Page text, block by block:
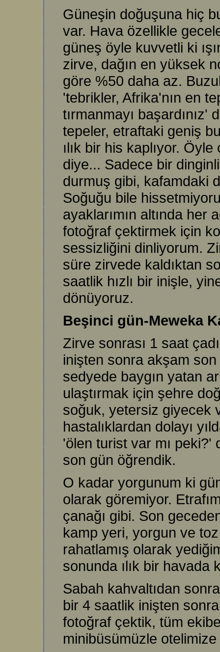
Güneşin doğuşuna hiç
var. Hava özellikle
güneş öyle kuvvetli ki
zirve, dağın en yüksek
göre %50 daha az.
'tebrikler, Afrika'nın en
tırmanmayı
tepeler, etraftaki geniş
ılık bir his kaplıyor.
diye... Sadece bir
durmuş gibi, kafamdaki
Soğuğu bile
ayaklarımın altında
fotoğraf çektirmek için
sessizliğini dinliyorum.
süre zirvede kaldıktan
saatlik hızlı bir inişle,
dönüyoruz.
Beşinci gün-Meweka
Zirve sonrası 1 saat
inişten sonra akşam
sedyede baygın yatan
ulaştırmak için şehre
soğuk, yetersiz giyecek
hastalıklardan dolayı
'ölen turist var mı peki?'
son gün öğrendik.
O kadar yorgunum ki
olarak göremiyor.
çanağı gibi. Son
kamp yeri, yorgun ve
rahatlamış olarak
sonunda ılık bir havada
Sabah kahvaltıdan
bir 4 saatlik inişten sonra
fotoğraf çektik, tüm
minibüsümüzle